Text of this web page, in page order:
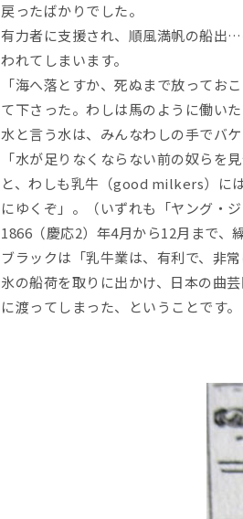
戻ったばかりでした。
有力者に支援され、順風満帆の船出
われてしまいます。
「海へ落とすか、死ぬまで放ってお
て下さった。わしは馬のように働い
水と言う水は、みんなわしの手でバ
「水が足りなくならない前の奴らを
と、わしも乳牛（good milkers）に
にゆくぞ」。（いずれも「ヤング・ジ
1866（慶応2）年4月から12月まで、
ブラックは「乳牛業は、有利で、非
氷の船荷を取りに出かけ、日本の曲
に渡ってしまった、ということです。